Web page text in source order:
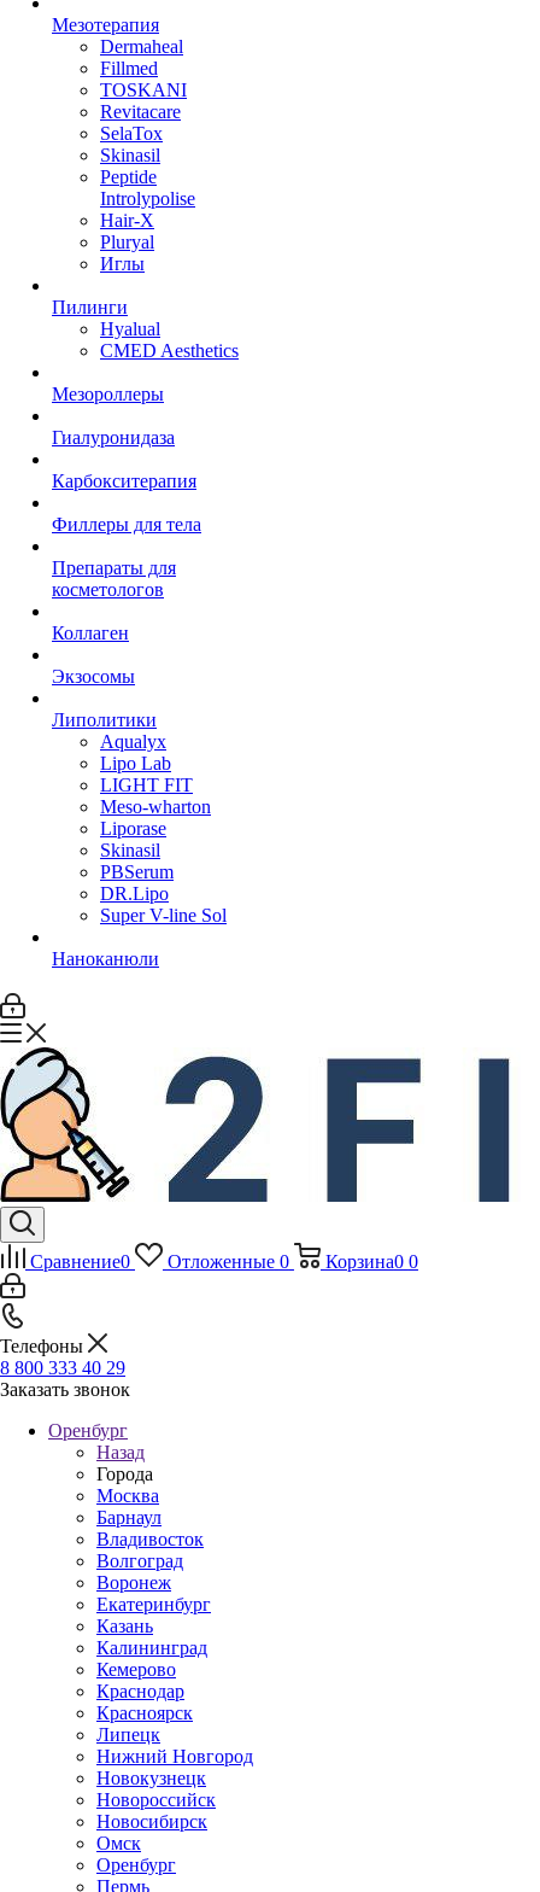
Мезотерапия
Dermaheal
Fillmed
TOSKANI
Revitacare
SelaTox
Skinasil
Peptide
Introlypolise
Hair-X
Pluryal
Иглы
Пилинги
Hyalual
CMED Aesthetics
Мезороллеры
Гиалуронидаза
Карбокситерапия
Филлеры для тела
Препараты для
косметологов
Коллаген
Экзосомы
Липолитики
Aqualyx
Lipo Lab
LIGHT FIT
Meso-wharton
Liporase
Skinasil
PBSerum
DR.Lipo
Super V-line Sol
Наноканюли
Сравнение0 Отложенные 0 Корзина0 0
Телефоны
8 800 333 40 29
Заказать звонок
Оренбург
Назад
Города
Москва
Барнаул
Владивосток
Волгоград
Воронеж
Екатеринбург
Казань
Калининград
Кемерово
Краснодар
Красноярск
Липецк
Нижний Новгород
Новокузнецк
Новороссийск
Новосибирск
Омск
Оренбург
Пермь